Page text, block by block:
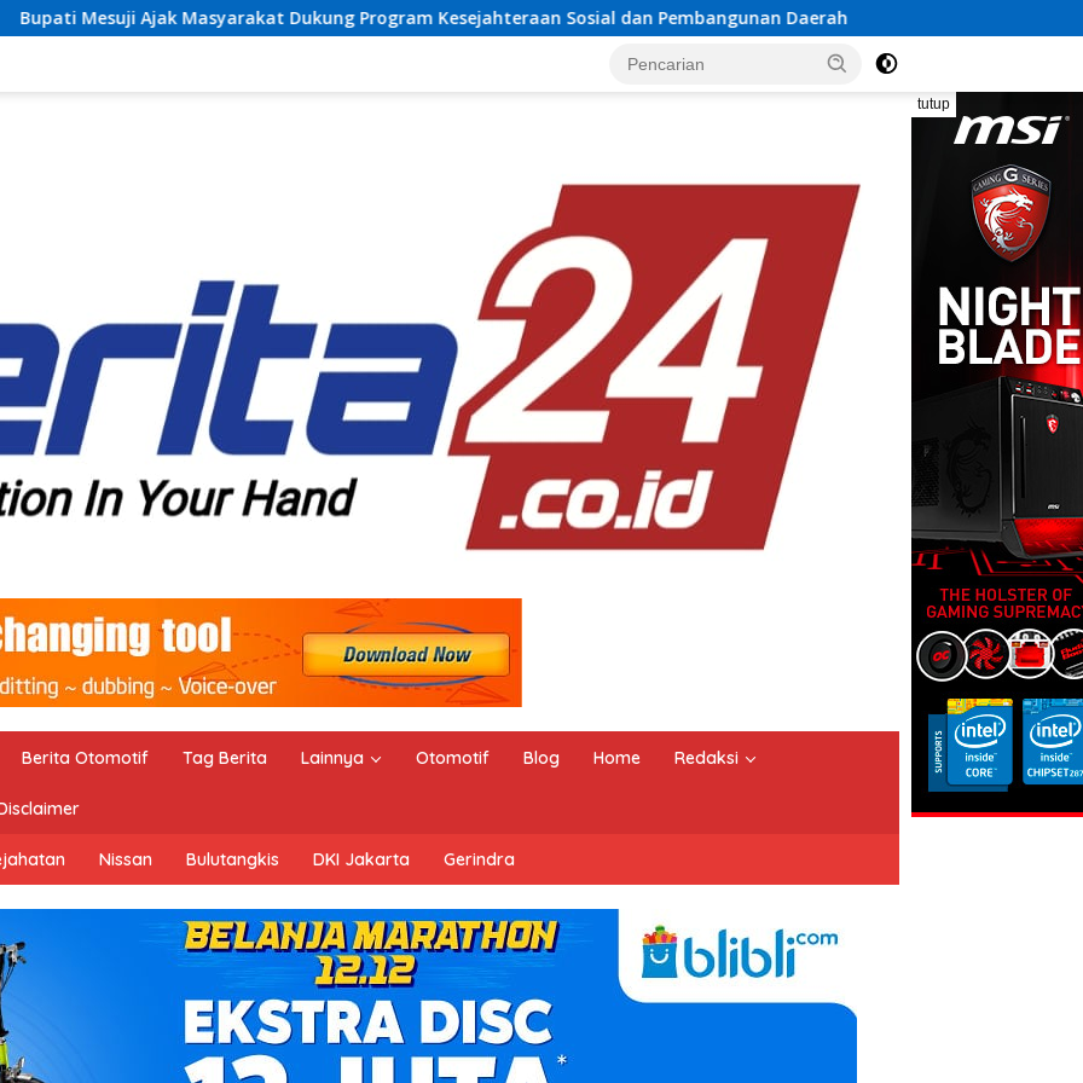
Dukung Program Kesejahteraan Sosial dan Pembangunan Daerah Rayakan Semangat Kemerdekaan Bersama
tutup
Berita Otomotif Tag Berita Lainnya Otomotif Blog Home Redaksi
Nissan Bulutangkis DKI Jakarta Gerindra